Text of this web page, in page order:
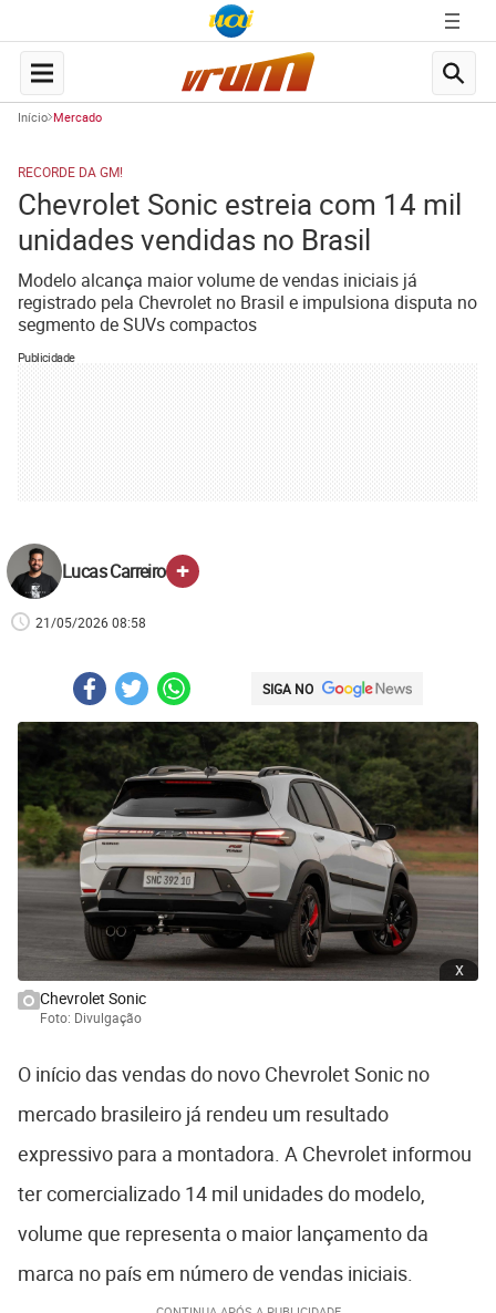
Início Mercado
RECORDE DA GM!
Chevrolet Sonic estreia com 14 mil
unidades vendidas no Brasil
Modelo alcança maior volume de vendas iniciais já
registrado pela Chevrolet no Brasil e impulsiona disputa no
segmento de SUVs compactos
Publicidade
Lucas Carreiro +
21/05/2026 08:58
SIGA NO
x
Chevrolet Sonic
Foto: Divulgação
O início das vendas do novo Chevrolet Sonic no
mercado brasileiro já rendeu um resultado
expressivo para a montadora. A Chevrolet informou
ter comercializado 14 mil unidades do modelo,
volume que representa o maior lançamento da
marca no país em número de vendas iniciais.